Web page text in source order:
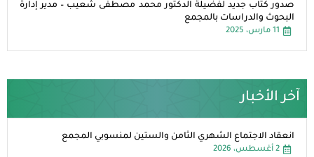
صدور كتاب جديد لفضيلة الدكتور محمد مصطفى شعيب – مدير إدارة
البحوث والدراسات بالمجمع
11 مارس، 2025
آخر الأخبار
انعقاد الاجتماع الشهري الثامن والستين لمنسوبي المجمع
2 أغسطس، 2026